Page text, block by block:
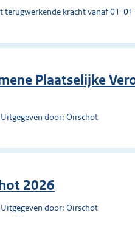
kracht vanaf 01-
Plaatselijke
Uitgegeven door: Oirschot
2026
Uitgegeven door: Oirschot